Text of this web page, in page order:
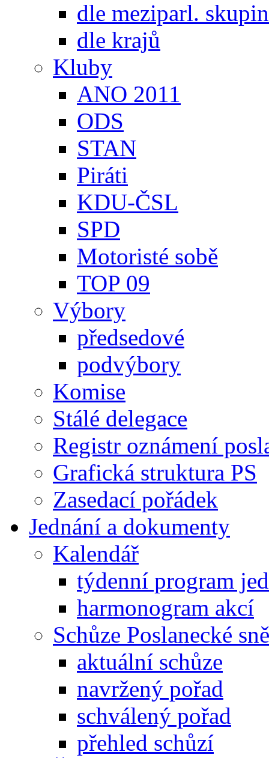
dle meziparl. skupin
dle krajů
Kluby
ANO 2011
ODS
STAN
Piráti
KDU-ČSL
SPD
Motoristé sobě
TOP 09
Výbory
předsedové
podvýbory
Komise
Stálé delegace
Registr oznámení
Grafická struktura PS
Zasedací pořádek
Jednání a dokumenty
Kalendář
týdenní program
harmonogram akcí
Schůze Poslanecké
aktuální schůze
navržený pořad
schválený pořad
přehled schůzí